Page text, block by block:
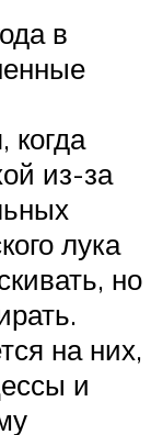
в
когда
из-за
лука
но
на них,
и